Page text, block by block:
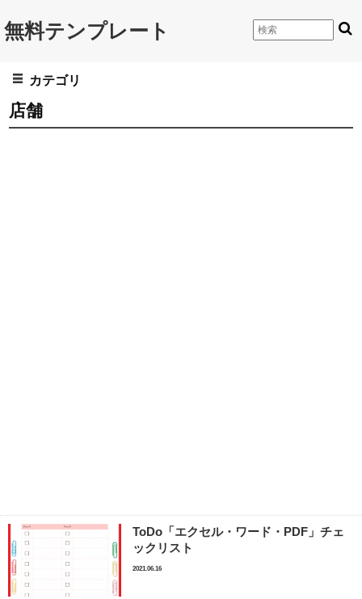
無料テンプレート
カテゴリ
店舗
ToDo「エクセル・ワード・PDF」チェ
ックリスト
2021.06.16